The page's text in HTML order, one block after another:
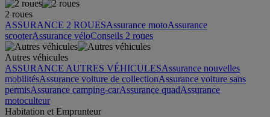
2 roues
ASSURANCE 2 ROUESAssurance motoAssurance
scooterAssurance véloConseils 2 roues
Autres véhicules
ASSURANCE AUTRES VÉHICULESAssurance nouvelles
mobilitésAssurance voiture de collectionAssurance voiture sans
permisAssurance camping-carAssurance quadAssurance
motoculteur
Habitation et Emprunteur